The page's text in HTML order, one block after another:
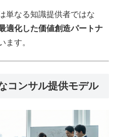
単なる知識提供者ではな
適化した価値創造パートナ
ます。
コンサル提供モデル